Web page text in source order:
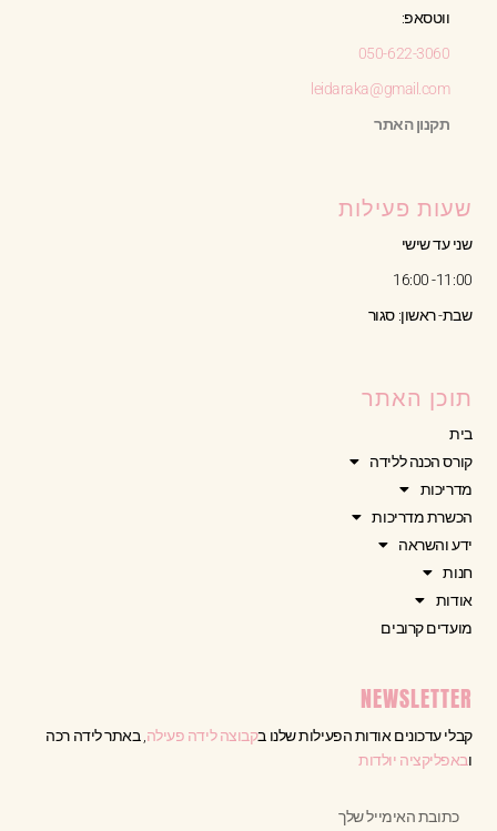
ווטסאפ:
050-622-3060
leidaraka@gmail.com
תקנון האתר
שעות פעילות
שני עד שישי
11:00- 16:00
שבת- ראשון: סגור
תוכן האתר
בית
קורס הכנה ללידה
מדריכות
הכשרת מדריכות
ידע והשראה
חנות
אודות
מועדים קרובים
NEWSLETTER
קבלי עדכונים אודות הפעילות שלנו בקבוצה לידה פעילה, באתר לידה רכה
ובאפליקציה יולדות